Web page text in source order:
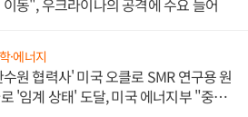
동", 우크라이나의 공격에 수요 늘어
·에너지
원 협력사' 미국 오클로 SMR 연구용 원
'임계 상태' 도달, 미국 에너지부 "중요